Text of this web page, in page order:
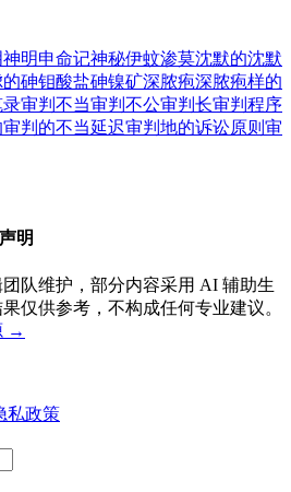
神明申命记神秘伊蚊渗莫沈默的沈默
砷钼酸盐砷镍矿深脓疱深脓疱样的
录审判不当审判不公审判长审判程序
审判的不当延迟审判地的诉讼原则 审
明
队维护，部分内容采用 AI 辅助生
仅供参考，不构成任何专业建议。
→
私政策